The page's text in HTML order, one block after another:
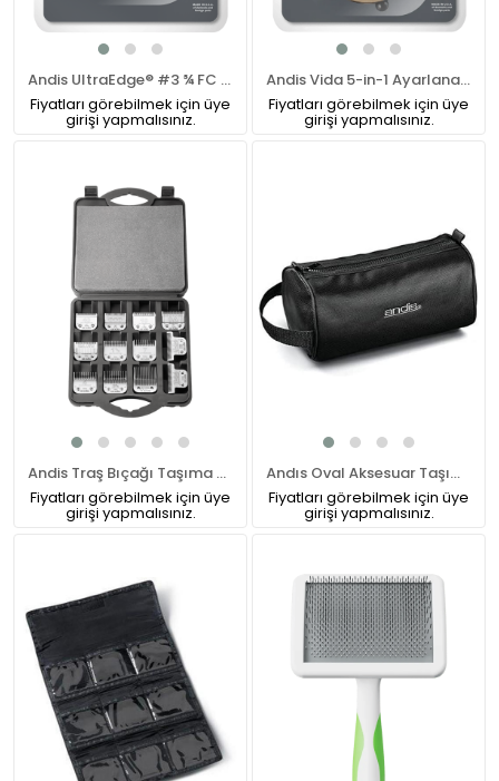
Andis UltraEdge® #3 ¾ FC Numara Pet Tıraş Makinesi Bıçağı
Fiyatları görebilmek için üye
girişi yapmalısınız.
Andis Vida 5-in-1 Ayarlanabilir Tıraş Bıçağı (40-30-15-10-9)
Fiyatları görebilmek için üye
girişi yapmalısınız.
Andis Traş Bıçağı Taşıma Çantası
Fiyatları görebilmek için üye
girişi yapmalısınız.
Andıs Oval Aksesuar Taşıma Çantası (12430)
Fiyatları görebilmek için üye
girişi yapmalısınız.